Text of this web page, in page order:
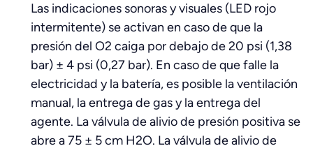
Las indicaciones sonoras y visuales (LED rojo
intermitente) se activan en caso de que la
presión del O2 caiga por debajo de 20 psi (1,38
bar) ± 4 psi (0,27 bar). En caso de que falle la
electricidad y la batería, es posible la ventilación
manual, la entrega de gas y la entrega del
agente. La válvula de alivio de presión positiva se
abre a 75 ± 5 cm H2O. La válvula de alivio de